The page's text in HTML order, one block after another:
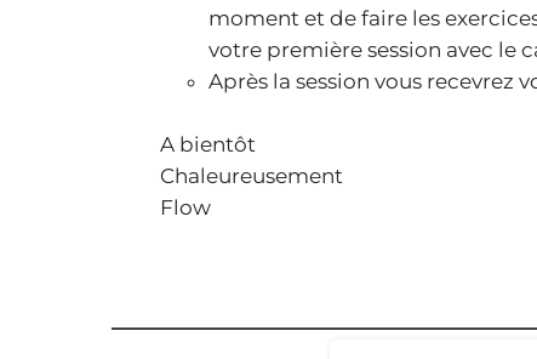
moment et de faire les
votre première session avec le
Après la session vous recevrez
A bientôt
Chaleureusement
Flow